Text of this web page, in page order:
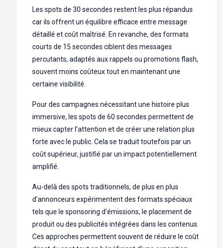
Les spots de 30 secondes restent les plus répandus
car ils offrent un équilibre efficace entre message
détaillé et coût maîtrisé. En revanche, des formats
courts de 15 secondes ciblent des messages
percutants, adaptés aux rappels ou promotions flash,
souvent moins coûteux tout en maintenant une
certaine visibilité.
Pour des campagnes nécessitant une histoire plus
immersive, les spots de 60 secondes permettent de
mieux capter l’attention et de créer une relation plus
forte avec le public. Cela se traduit toutefois par un
coût supérieur, justifié par un impact potentiellement
amplifié.
Au-delà des spots traditionnels, de plus en plus
d’annonceurs expérimentent des formats spéciaux
tels que le sponsoring d’émissions, le placement de
produit ou des publicités intégrées dans les contenus.
Ces approches permettent souvent de réduire le coût